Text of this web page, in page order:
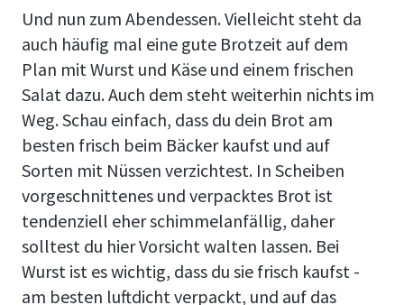
Und nun zum Abendessen. Vielleicht steht da
auch häufig mal eine gute Brotzeit auf dem
Plan mit Wurst und Käse und einem frischen
Salat dazu. Auch dem steht weiterhin nichts im
Weg. Schau einfach, dass du dein Brot am
besten frisch beim Bäcker kaufst und auf
Sorten mit Nüssen verzichtest. In Scheiben
vorgeschnittenes und verpacktes Brot ist
tendenziell eher schimmelanfällig, daher
solltest du hier Vorsicht walten lassen. Bei
Wurst ist es wichtig, dass du sie frisch kaufst -
am besten luftdicht verpackt, und auf das